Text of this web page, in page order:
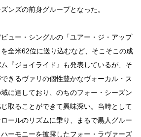
ンズの前身グループとなった。
ュー・シングルの「ユアー・ジ・アップ
全米62位に送り込むなど、そこそこの成
『ジョイライド』も発表しているが、そ
きるヴァリの個性豊かなヴォーカル・ス
に達しており、のちのフォー・シーズン
取ることができて興味深い。当時として
ールのリズムに乗り、まるで黒人グルー
ーモニーを披露したフォー・ラヴァーズ